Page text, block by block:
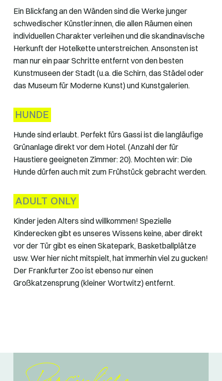
Ein Blickfang an den Wänden sind die Werke junger
schwedischer Künstler:innen, die allen Räumen einen
individuellen Charakter verleihen und die skandinavische
Herkunft der Hotelkette unterstreichen. Ansonsten ist
man nur ein paar Schritte entfernt von den besten
Kunstmuseen der Stadt (u.a. die Schirn, das Städel oder
das Museum für Moderne Kunst) und Kunstgalerien.
HUNDE
Hunde sind erlaubt. Perfekt fürs Gassi ist die langläufige
Grünanlage direkt vor dem Hotel. (Anzahl der für
Haustiere geeigneten Zimmer: 20). Mochten wir: Die
Hunde dürfen auch mit zum Frühstück gebracht werden.
ADULT ONLY
Kinder jeden Alters sind willkommen! Spezielle
Kinderecken gibt es unseres Wissens keine, aber direkt
vor der Tür gibt es einen Skatepark, Basketballplätze
usw. Wer hier nicht mitspielt, hat immerhin viel zu gucken!
Der Frankfurter Zoo ist ebenso nur einen
Großkatzensprung (kleiner Wortwitz) entfernt.